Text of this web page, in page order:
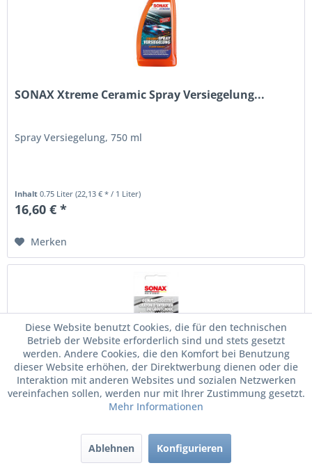
SONAX Xtreme Ceramic Spray Versiegelung...
Spray Versiegelung, 750 ml
Inhalt0.75 Liter(22,13 € * / 1 Liter)
16,60 € *
Merken
Diese Website benutzt Cookies, die für den technischen
Betrieb der Website erforderlich sind und stets gesetzt
werden. Andere Cookies, die den Komfort bei Benutzung
dieser Website erhöhen, der Direktwerbung dienen oder die
Interaktion mit anderen Websites und sozialen Netzwerken
vereinfachen sollen, werden nur mit Ihrer Zustimmung gesetzt.
Mehr Informationen
Ablehnen Konfigurieren